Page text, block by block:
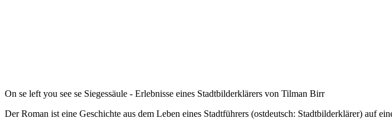
On se left you see se Siegessäule - Erlebnisse eines Stadtbilderklärers von Tilman Birr
Der Roman ist eine Geschichte aus dem Leben eines Stadtführers (ostdeutsch: Stadtbilderklärer) auf